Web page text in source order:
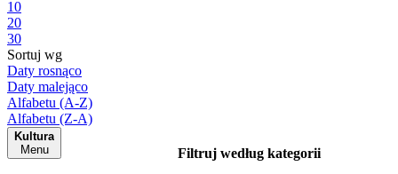
10
20
30
Sortuj wg
Daty rosnąco
Daty malejąco
Alfabetu (A-Z)
Alfabetu (Z-A)
Kultura
Menu
Filtruj według kategorii